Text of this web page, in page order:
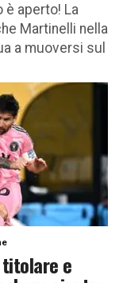
è aperto! La
Martinelli nella
a muoversi sul
e